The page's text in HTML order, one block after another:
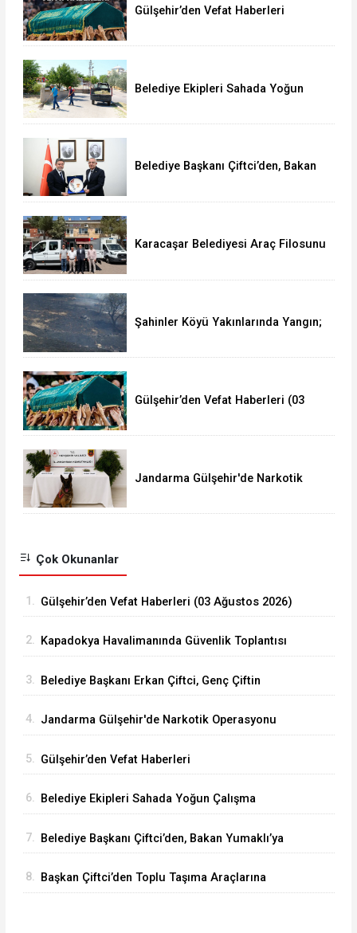
Gülşehir’den Vefat Haberleri
Belediye Ekipleri Sahada Yoğun
Belediye Başkanı Çiftci’den, Bakan
Karacaşar Belediyesi Araç Filosunu
Şahinler Köyü Yakınlarında Yangın;
Gülşehir’den Vefat Haberleri (03
Jandarma Gülşehir'de Narkotik
Çok Okunanlar
1. Gülşehir’den Vefat Haberleri (03 Ağustos 2026)
2. Kapadokya Havalimanında Güvenlik Toplantısı
3. Belediye Başkanı Erkan Çiftci, Genç Çiftin
4. Jandarma Gülşehir'de Narkotik Operasyonu
5. Gülşehir’den Vefat Haberleri
6. Belediye Ekipleri Sahada Yoğun Çalışma
7. Belediye Başkanı Çiftci’den, Bakan Yumaklı’ya
8. Başkan Çiftci’den Toplu Taşıma Araçlarına